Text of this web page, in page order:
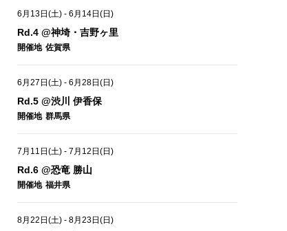
6月13日(土) - 6月14日(日)
Rd.4 @神埼・吉野ヶ里
開催地 佐賀県
6月27日(土) - 6月28日(日)
Rd.5 @渋川 伊香保
開催地 群馬県
7月11日(土) - 7月12日(日)
Rd.6 @恐竜 勝山
開催地 福井県
8月22日(土) - 8月23日(日)